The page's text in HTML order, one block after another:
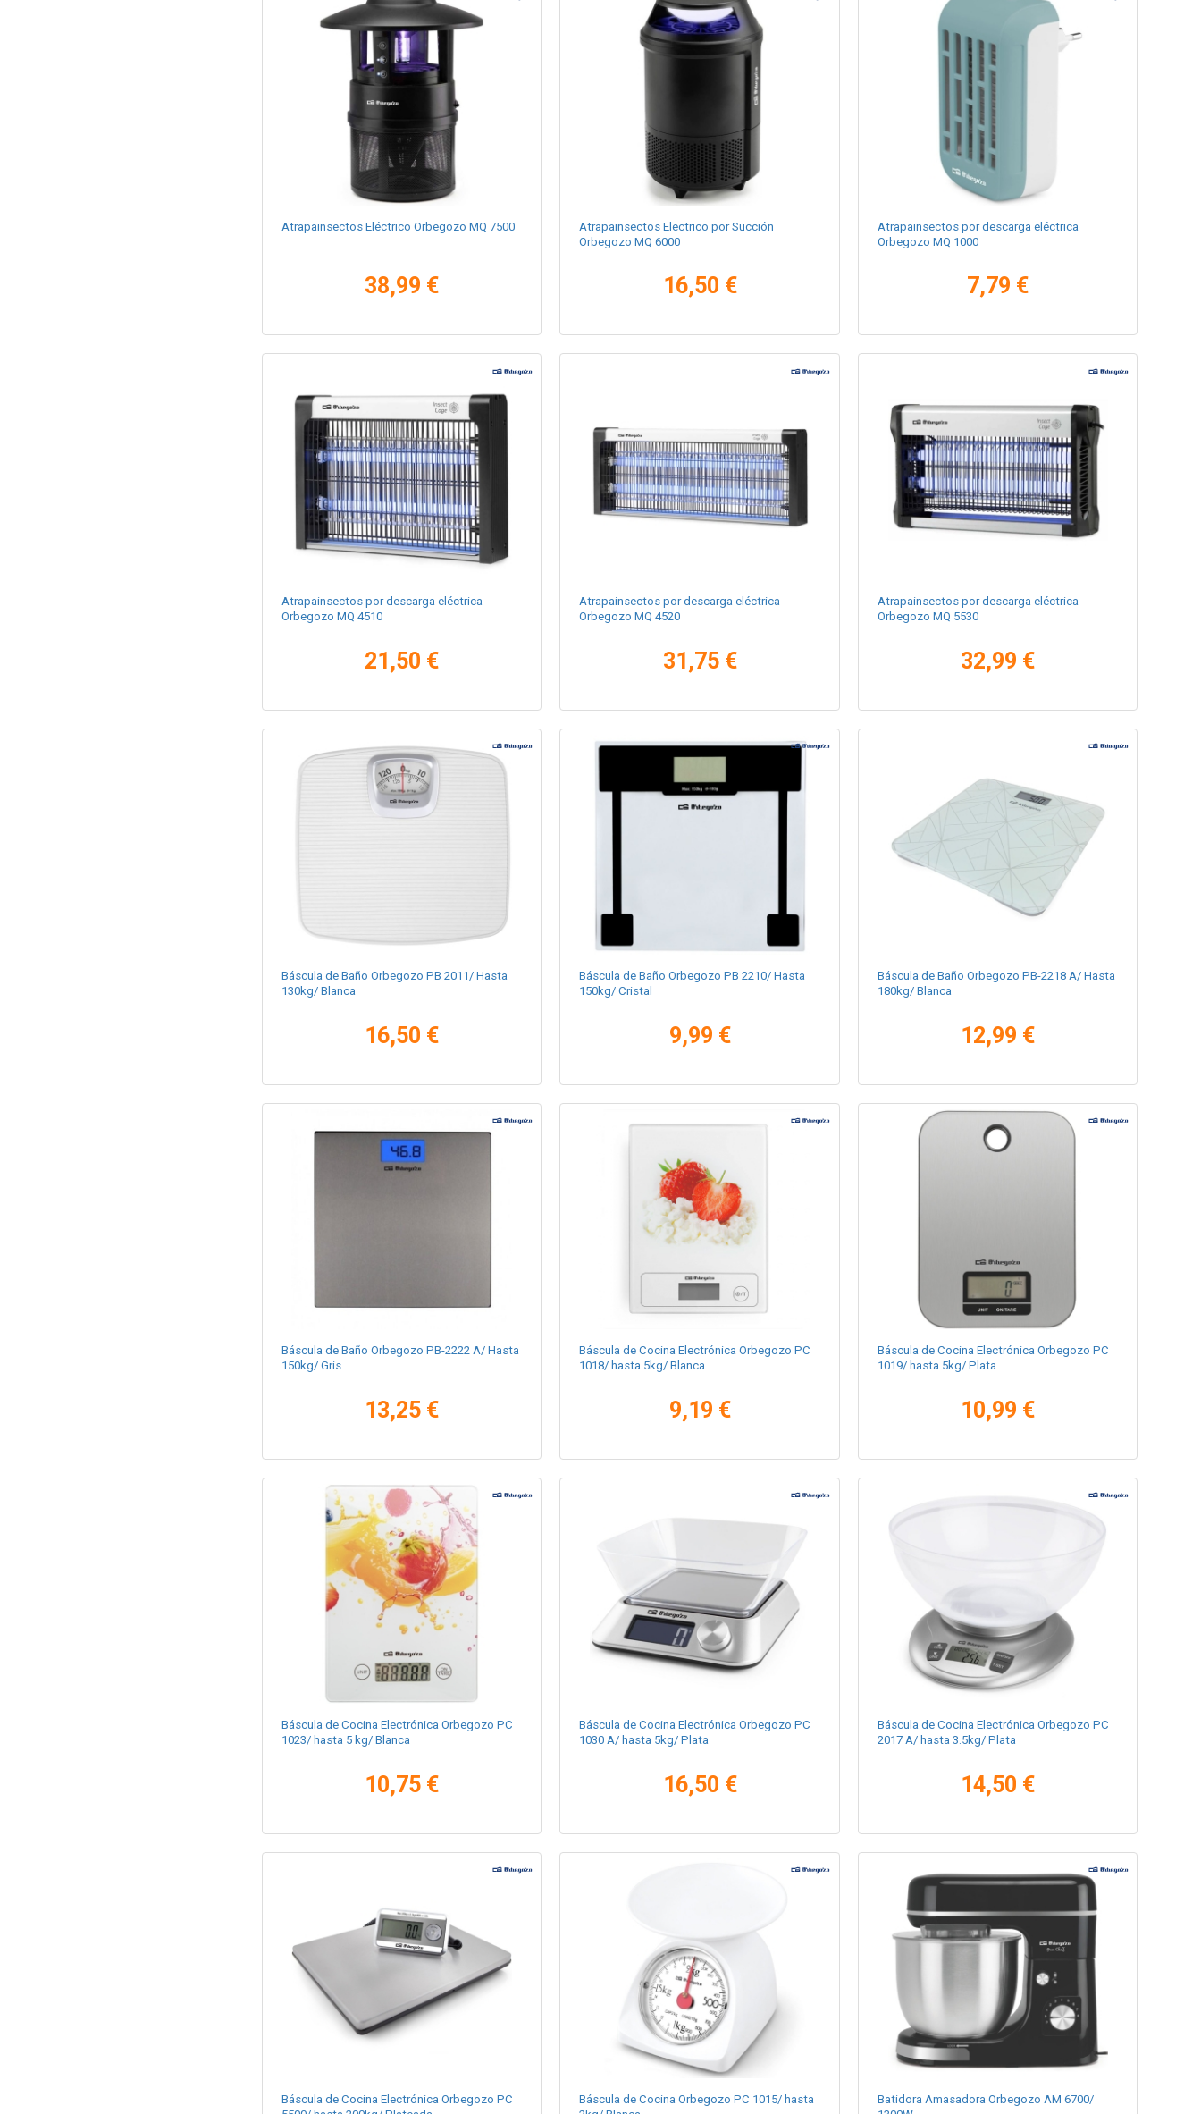
Atrapainsectos Eléctrico Orbegozo MQ 7500
38,99 €
Atrapainsectos Electrico por Succión
Orbegozo MQ 6000
16,50 €
Atrapainsectos por descarga eléctrica
Orbegozo MQ 1000
7,79 €
Atrapainsectos por descarga eléctrica
Orbegozo MQ 4510
21,50 €
Atrapainsectos por descarga eléctrica
Orbegozo MQ 4520
31,75 €
Atrapainsectos por descarga eléctrica
Orbegozo MQ 5530
32,99 €
Báscula de Baño Orbegozo PB 2011/ Hasta
130kg/ Blanca
16,50 €
Báscula de Baño Orbegozo PB 2210/ Hasta
150kg/ Cristal
9,99 €
Báscula de Baño Orbegozo PB-2218 A/ Hasta
180kg/ Blanca
12,99 €
Báscula de Baño Orbegozo PB-2222 A/ Hasta
150kg/ Gris
13,25 €
Báscula de Cocina Electrónica Orbegozo PC
1018/ hasta 5kg/ Blanca
9,19 €
Báscula de Cocina Electrónica Orbegozo PC
1019/ hasta 5kg/ Plata
10,99 €
Báscula de Cocina Electrónica Orbegozo PC
1023/ hasta 5 kg/ Blanca
10,75 €
Báscula de Cocina Electrónica Orbegozo PC
1030 A/ hasta 5kg/ Plata
16,50 €
Báscula de Cocina Electrónica Orbegozo PC
2017 A/ hasta 3.5kg/ Plata
14,50 €
Báscula de Cocina Electrónica Orbegozo PC
Báscula de Cocina Orbegozo PC 1015/ hasta
Batidora Amasadora Orbegozo AM 6700/